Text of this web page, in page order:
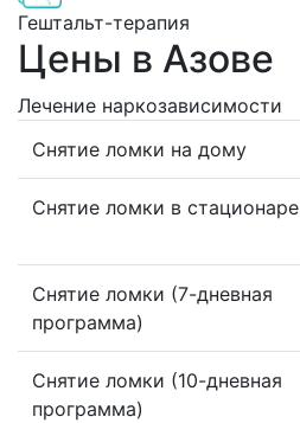
Гештальт-терапия
Цены в Азове
Лечение наркозависимости
Снятие ломки на дому
Снятие ломки в стационаре
Снятие ломки (7-дневная
программа)
Снятие ломки (10-дневная
программа)